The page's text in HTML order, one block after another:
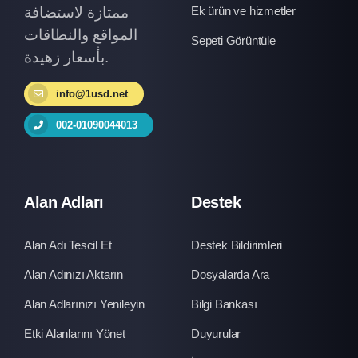
ممتازة لاستضافة
المواقع والنطاقات
بأسعار زهيدة.
info@1usd.net
002-01090044013
Ek ürün ve hizmetler
Sepeti Görüntüle
Alan Adları
Alan Adı Tescil Et
Alan Adınızı Aktarın
Alan Adlarınızı Yenileyin
Etki Alanlarını Yönet
Destek
Destek Bildirimleri
Dosyalarda Ara
Bilgi Bankası
Duyurular